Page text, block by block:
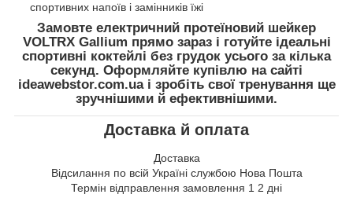
спортивних напоїв і замінників їжі
Замовте електричний протеїновий шейкер
VOLTRX Gallium прямо зараз і готуйте ідеальні
спортивні коктейлі без грудок усього за кілька
секунд. Оформляйте купівлю на сайті
ideawebstor.com.ua і зробіть свої тренування ще
зручнішими й ефективнішими.
Доставка й оплата
Доставка
Відсилання по всій Україні службою Нова Пошта
Термін відправлення замовлення 1 2 дні